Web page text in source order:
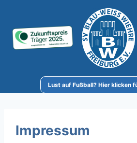
springen
Lust auf Fußball? Hier klicken
Impressum